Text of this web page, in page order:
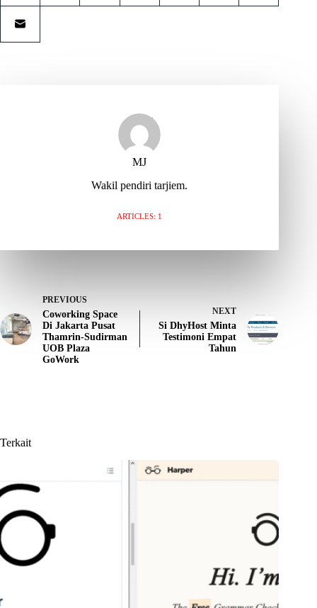
MJ
Wakil pendiri tarjiem.
ARTICLES: 1
PREVIOUS
Coworking Space
Di Jakarta Pusat
Thamrin-Sudirman
UOB Plaza
GoWork
NEXT
Si DhyHost Minta
Testimoni Empat
Tahun
Terkait